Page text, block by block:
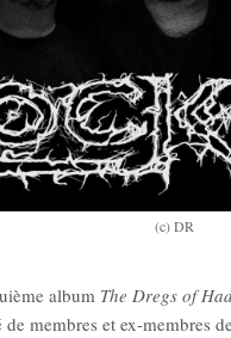
(c) DR
album The Dregs of
membres et ex-membres
12,90€